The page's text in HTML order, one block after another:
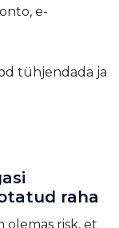
e-
tühjendada ja
raha
risk, et